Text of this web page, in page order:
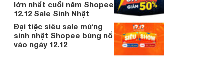
lớn nhất cuối năm Shopee
12.12 Sale Sinh Nhật
Đại tiệc siêu sale mừng
sinh nhật Shopee bùng nổ
vào ngày 12.12